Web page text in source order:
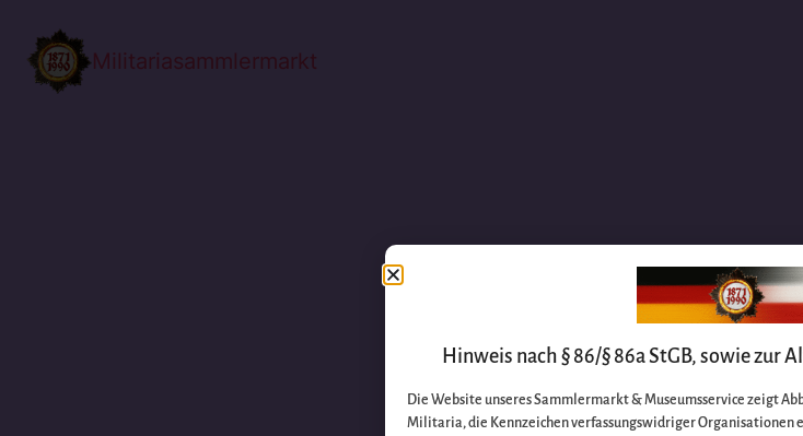
Militariasammlermarkt
Hinweis nach § 86/§ 86a StGB, sowie zur
Die Website unseres Sammlermarkt & Museumsservice zeigt
Militaria, die Kennzeichen verfassungswidriger Organisationen